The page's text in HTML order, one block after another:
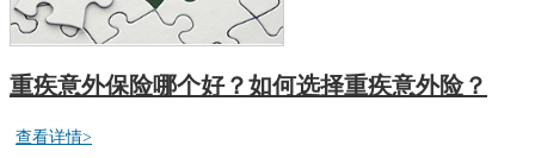
重疾意外保险哪个好？如何选择重疾意外险？
查看详情>